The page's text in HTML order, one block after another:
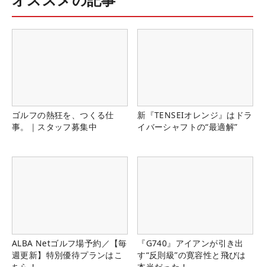
ゴルフの熱狂を、つくる仕
事。｜スタッフ募集中
新『TENSEIオレンジ』はドラ
イバーシャフトの“最適解”
ALBA Netゴルフ場予約／【毎
週更新】特別優待プランはこ
『G740』アイアンが引き出
す“反則級”の寛容性と飛びは